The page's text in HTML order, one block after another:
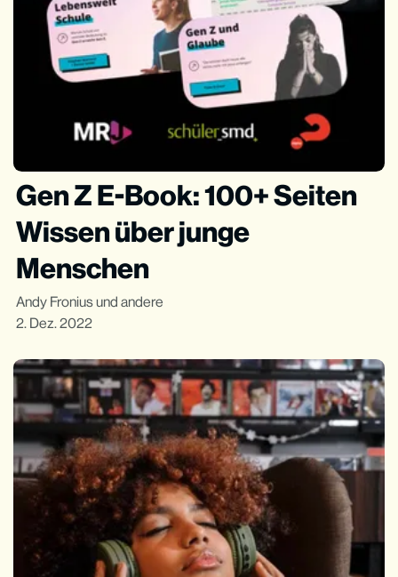
Gen Z E-Book: 100+ Seiten
Wissen über junge
Menschen
Andy Froniusund andere
2. Dez. 2022